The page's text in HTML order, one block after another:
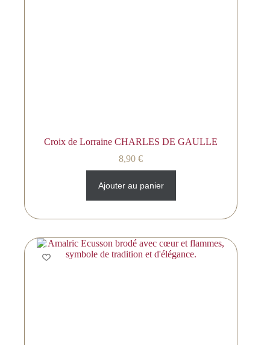
Croix de Lorraine CHARLES DE GAULLE
8,90€
Ajouter au panier